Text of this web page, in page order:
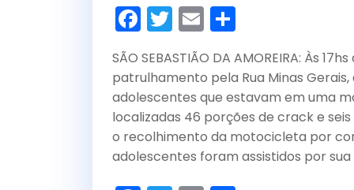
F
a
c
e
b
o
o
T
w
itt
er
E
m
ai
l
h
ar
e
SÃO SEBASTIÃO DA AMOREIRA: Às
patrulhamento pela Rua Minas
adolescentes que estavam em uma
localizadas 46 porções de crack e
o recolhimento da motocicleta por
adolescentes foram assistidos por